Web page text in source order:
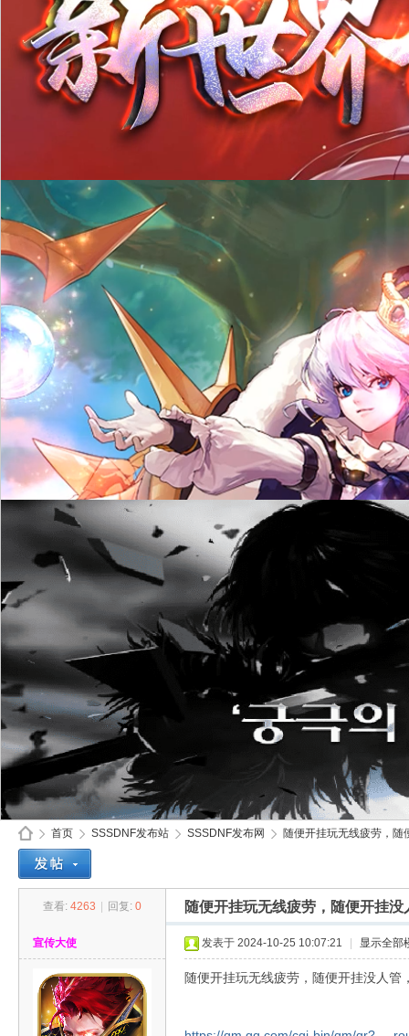
首页
›
SSSDNF发布站 SSSDNF发布网
›
随便开挂玩无线疲劳，随
查看: 4263 回复: 0 随便开挂玩无线疲劳，随便开挂
宣传大使 发表于 2024-10-25 10:07:21 显示全部
随便开挂玩无线疲劳，随便开挂没人管